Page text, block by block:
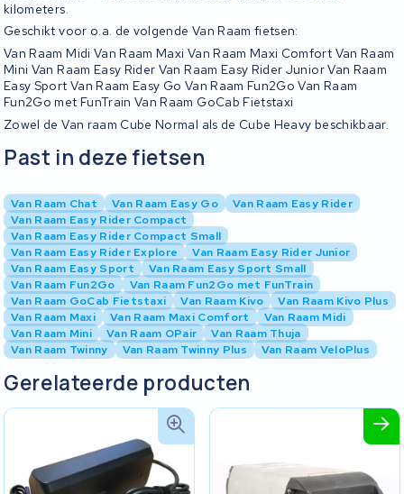
kilometers.
Geschikt voor o.a. de volgende Van Raam fietsen:
Van Raam Midi Van Raam Maxi Van Raam Maxi Comfort Van Raam
Mini Van Raam Easy Rider Van Raam Easy Rider Junior Van Raam
Easy Sport Van Raam Easy Go Van Raam Fun2Go Van Raam
Fun2Go met FunTrain Van Raam GoCab Fietstaxi
Zowel de Van raam Cube Normal als de Cube Heavy beschikbaar.
Past in deze fietsen
Van Raam Chat Van Raam Easy Go
Van Raam Easy Rider
Van Raam Easy Rider Compact
Van Raam Easy Rider Compact Small
Van Raam Easy Rider Explore
Van Raam Easy Rider Junior
Van Raam Easy Sport
Van Raam Easy Sport Small
Van Raam Fun2Go
Van Raam Fun2Go met FunTrain
Van Raam GoCab Fietstaxi
Van Raam Kivo
Van Raam Kivo Plus
Van Raam Maxi
Van Raam Maxi Comfort
Van Raam Midi
Van Raam Mini
Van Raam OPair
Van Raam Thuja
Van Raam Twinny
Van Raam Twinny Plus Van Raam VeloPlus
Gerelateerde producten